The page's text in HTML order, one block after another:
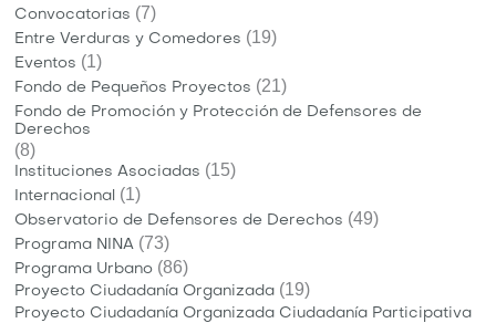
Convocatorias (7)
Entre Verduras y Comedores (19)
Eventos (1)
Fondo de Pequeños Proyectos (21)
Fondo de Promoción y Protección de Defensores de
Derechos
(8)
Instituciones Asociadas (15)
Internacional (1)
Observatorio de Defensores de Derechos (49)
Programa NINA (73)
Programa Urbano (86)
Proyecto Ciudadanía Organizada (19)
Proyecto Ciudadanía Organizada Ciudadanía Participativa